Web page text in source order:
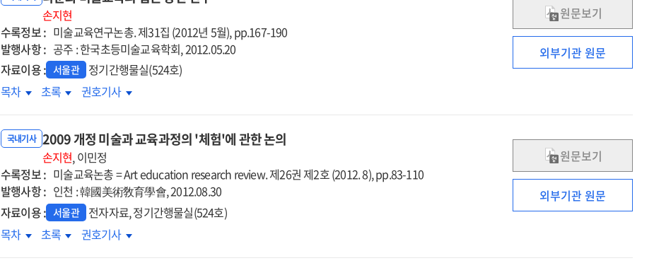
해석을
중심으로
해석을
중심으로
해석을
중심으로
교수법
비교
연구
교육의
교수법
비교
연구
교수법
비교
연구
손지현
수록정보 : 미술교육연구논총. 제31집 (2012년 5월), pp.167-190
발행사항 : 공주 : 한국초등미술교육학회, 2012.05.20
자료이용 : 서울관 정기간행물실(524호)
원문보기
외부기관 원문
다문화
방안
목차
다문화
방안
연구
초록
다문화
방안
연구
권호기사
국내기사 2009 개정 미술과 교육과정의 '체험'에 관한 논의
손지현, 이민정
수록정보 : 미술교육논총 = Art education research review. 제26권 제2호 (2012. 8), pp.83-110
발행사항 : 인천 : 韓國美術敎育學會, 2012.08.30
자료이용 : 서울관 전자자료, 정기간행물실(524호)
원문보기
외부기관 원문
2009
목차
2009
초록
2009
권호기사